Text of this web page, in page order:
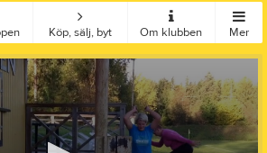
Köp, sälj, byt Om klubben Mer